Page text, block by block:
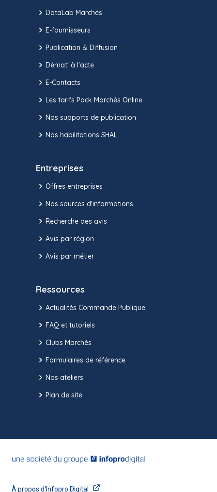
DataLab Marchés
E-fournisseurs
Publication & Diffusion
Démat' à l'acte
E-Contacts
Les tarifs Pack Marchés Online
Nos supports de publication
Nos habilitations SHAL
Entreprises
Offres entreprises
Nos sources d'informations
Recherche des avis
Avis par région
Avis par métier
Ressources
Actualités Commande Publique
FAQ et tutoriels
Clubs Marchés
Formulaires de référence
Nos ateliers
Plan de site